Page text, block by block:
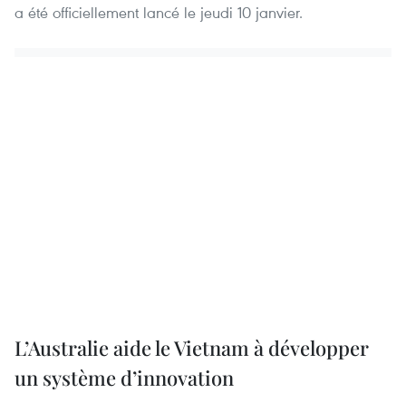
a été officiellement lancé le jeudi 10 janvier.
L’Australie aide le Vietnam à développer
un système d’innovation